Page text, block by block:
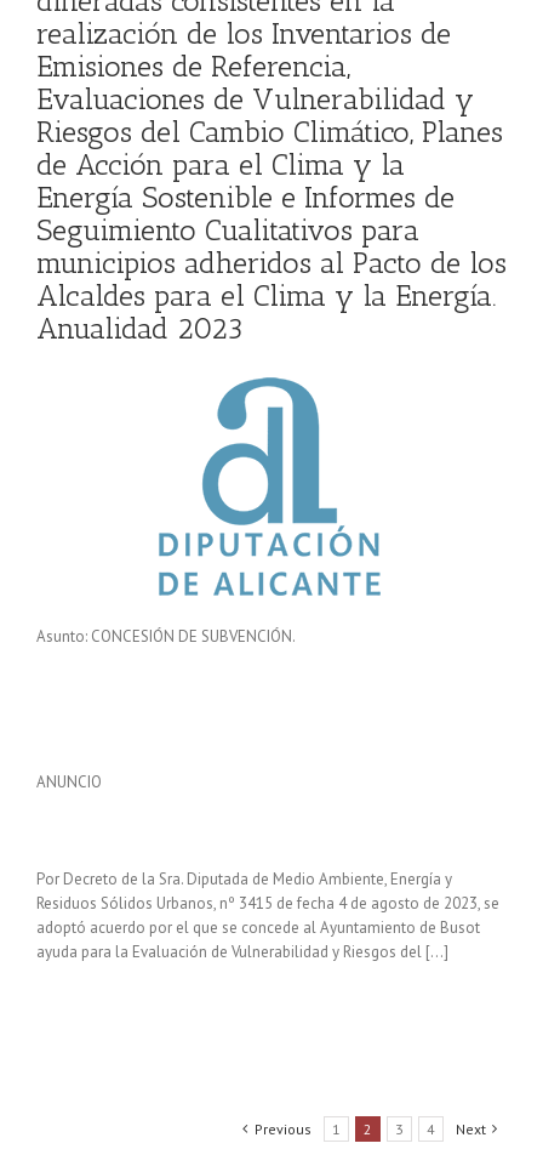
realización de los Inventarios de
Emisiones de Referencia,
Evaluaciones de Vulnerabilidad y
Riesgos del Cambio Climático, Planes
de Acción para el Clima y la
Energía Sostenible e Informes de
Seguimiento Cualitativos para
municipios adheridos al Pacto de los
Alcaldes para el Clima y la Energía.
Anualidad 2023
Asunto: CONCESIÓN DE SUBVENCIÓN.
ANUNCIO
Por Decreto de la Sra. Diputada de Medio Ambiente, Energía y
Residuos Sólidos Urbanos, nº 3415 de fecha 4 de agosto de 2023, se
adoptó acuerdo por el que se concede al Ayuntamiento de Busot
ayuda para la Evaluación de Vulnerabilidad y Riesgos del […]
Previous 1 2 3 4 Next